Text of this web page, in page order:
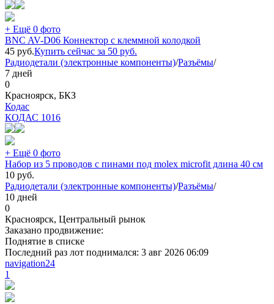
+ Ещё 0 фото
BNC AV-D06 Коннектор с клеммной колодкой
45 руб.Купить сейчас за 50 руб.
Радиодетали (электронные компоненты)/Разъёмы/
7 дней
0
Красноярск, БКЗ
Кодас
КОДАС 1016
+ Ещё 0 фото
Набор из 5 проводов с пинами под molex microfit длина 40 см
10 руб.
Радиодетали (электронные компоненты)/Разъёмы/
10 дней
0
Красноярск, Центральный рынок
Заказано продвижение:
Поднятие в списке
Последний раз лот поднимался: 3 авг 2026 06:09
navigation24
1